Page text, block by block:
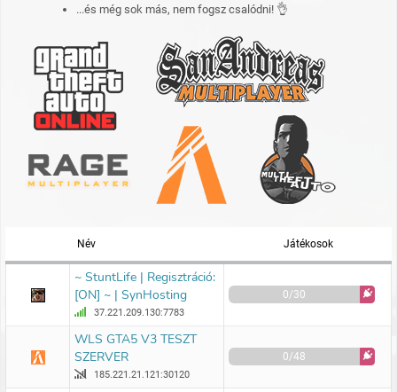
...és még sok más, nem fogsz csalódni! 👌
Név Játékosok
~ StuntLife | Regisztráció:
[ON] ~ | SynHosting
37.221.209.130:7783
0/30
WLS GTA5 V3 TESZT
SZERVER
185.221.21.121:30120
0/48